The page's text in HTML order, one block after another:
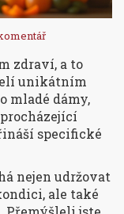
zdraví, a to
unikátním
mladé dámy,
specifické
nejen udržovat
ale také